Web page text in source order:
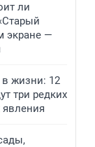
ли
экране —
в жизни: 12
три редких
явления